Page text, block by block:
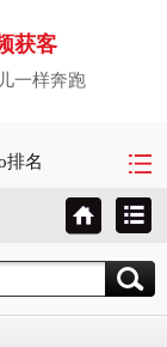
获客
一样奔跑
排名